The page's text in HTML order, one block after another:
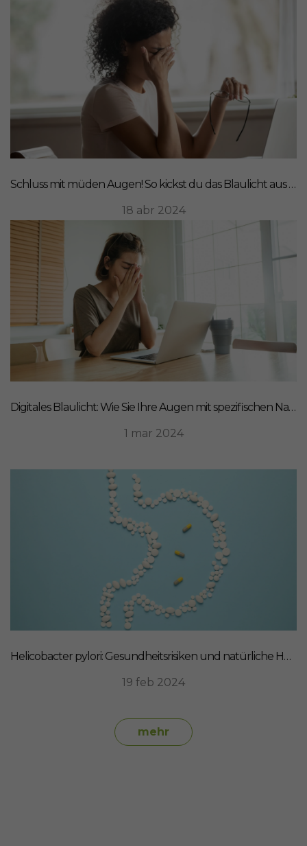
Schluss mit müden Augen! So kickst du das Blaulicht aus deinem Leben
18 abr 2024
Digitales Blaulicht: Wie Sie Ihre Augen mit spezifischen Nahrungsergänzungsmitteln schützen können
1 mar 2024
Helicobacter pylori: Gesundheitsrisiken und natürliche Heilmittel
19 feb 2024
mehr